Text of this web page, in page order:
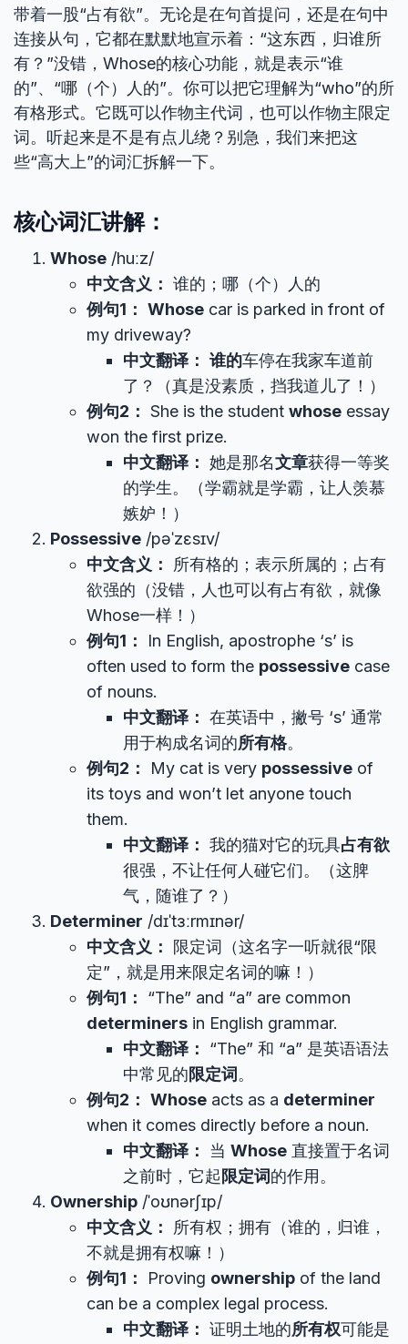
带着一股“占有欲”。无论是在句首提问，还是在句中
连接从句，它都在默默地宣示着：“这东西，归谁所
有？”没错，Whose的核心功能，就是表示“谁
的”、“哪（个）人的”。你可以把它理解为“who”的所
有格形式。它既可以作物主代词，也可以作物主限定
词。听起来是不是有点儿绕？别急，我们来把这
些“高大上”的词汇拆解一下。
核心词汇讲解：
Whose /huːz/
中文含义： 谁的；哪（个）人的
例句1： Whose car is parked in front of
my driveway?
中文翻译： 谁的车停在我家车道前
了？（真是没素质，挡我道儿了！）
例句2： She is the student whose essay
won the first prize.
中文翻译： 她是那名文章获得一等奖
的学生。（学霸就是学霸，让人羡慕
嫉妒！）
Possessive /pəˈzɛsɪv/
中文含义：
所有格的；表示所属的；占有
欲强的（没错，人也可以有占有欲，就像
Whose一样！）
例句1：
In English, apostrophe ‘s’ is
often used to form the possessive case
of nouns.
中文翻译： 在英语中，撇号 ‘s’ 通常
用于构成名词的所有格。
例句2：
My cat is very possessive of
its toys and won’t let anyone touch
them.
中文翻译： 我的猫对它的玩具占有欲
很强，不让任何人碰它们。（这脾
气，随谁了？）
Determiner /dɪˈtɜːrmɪnər/
中文含义：
限定词（这名字一听就很“限
定”，就是用来限定名词的嘛！）
例句1：
“The” and “a” are common
determiners in English grammar.
中文翻译：
“The” 和 “a” 是英语语法
中常见的限定词 。
例句2： Whose acts as a determiner
when it comes directly before a noun.
中文翻译：
当 Whose 直接置于名词
之前时，它起 限定词的作用。
Ownership /ˈoʊnərʃɪp/
中文含义：
所有权；拥有（谁的，归谁，
不就是拥有权嘛！）
例句1：
Proving ownership of the land
can be a complex legal process.
中文翻译： 证明土地的所有权可能是